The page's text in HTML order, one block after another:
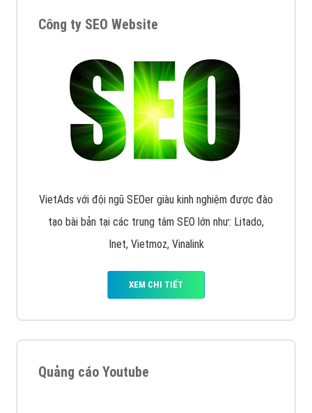
Công ty SEO Website
VietAds với đội ngũ SEOer giàu kinh nghiệm được đào
tạo bài bản tại các trung tâm SEO lớn như: Litado,
Inet, Vietmoz, Vinalink
XEM CHI TIẾT
Quảng cáo Youtube